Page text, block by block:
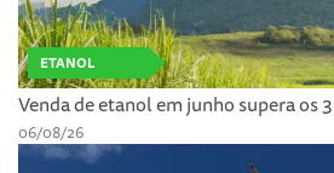
ETANOL
Venda de etanol em junho supera os
06/08/26